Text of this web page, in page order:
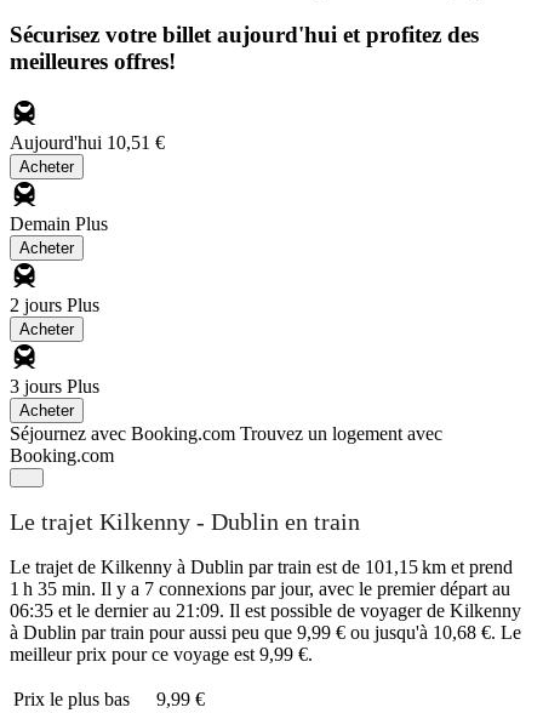
Sécurisez votre billet aujourd'hui et profitez des
meilleures offres!
Aujourd'hui 10,51 €
Acheter
Demain Plus
Acheter
2 jours Plus
Acheter
3 jours Plus
Acheter
Séjournez avec Booking.com Trouvez un logement avec
Booking.com
Le trajet Kilkenny - Dublin en train
Le trajet de Kilkenny à Dublin par train est de 101,15 km et prend
1 h 35 min. Il y a 7 connexions par jour, avec le premier départ au
06:35 et le dernier au 21:09. Il est possible de voyager de Kilkenny
à Dublin par train pour aussi peu que 9,99 € ou jusqu'à 10,68 €. Le
meilleur prix pour ce voyage est 9,99 €.
Prix ​​le plus bas
9,99 €